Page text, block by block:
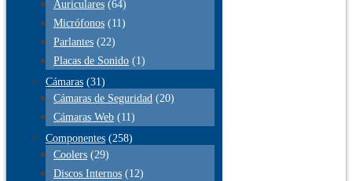
Auriculares (64)
Micrófonos (11)
Parlantes (22)
Placas de Sonido (1)
Cámaras (31)
Cámaras de Seguridad (20)
Cámaras Web (11)
Componentes (258)
Coolers (29)
Discos Internos (12)